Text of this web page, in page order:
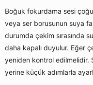
Boğuk fokurdama sesi
veya ser borusunun suya
durumda çekim sırasında
daha kapalı duyulur. Eğer
yeniden kontrol edilmelidir.
yerine küçük adımlarla